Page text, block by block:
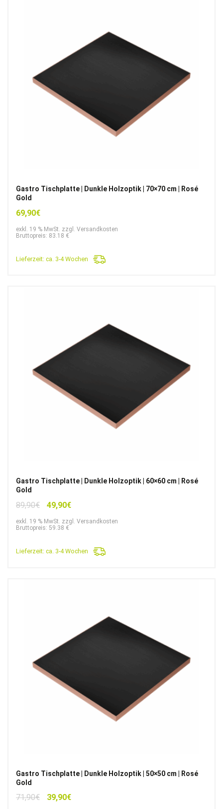
Gastro Tischplatte | Dunkle Holzoptik | 70×70 cm | Rosé
Gold
69,90€
exkl. 19 % MwSt. zzgl. Versandkosten
Bruttopreis: 83.18 €
Lieferzeit: ca. 3-4 Wochen
Gastro Tischplatte | Dunkle Holzoptik | 60×60 cm | Rosé
Gold
89,90€
Ursprünglicher
war:
49,90€Aktueller
ist:
exkl. 19 % MwSt. zzgl. Versandkosten
Bruttopreis: 59.38 €
Lieferzeit: ca. 3-4 Wochen
Gastro Tischplatte | Dunkle Holzoptik | 50×50 cm | Rosé
Gold
71,90€
Ursprünglicher
39,90€Aktueller